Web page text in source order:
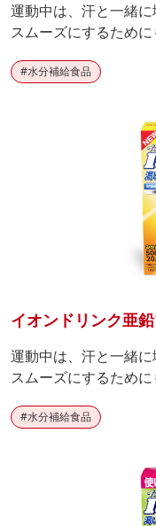
運動中は、汗と一緒
スムーズにするため
#水分補給食品
イオンドリンク亜
運動中は、汗と一緒
スムーズにするため
#水分補給食品